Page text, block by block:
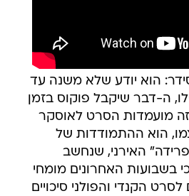
הוא יודע שלא משנה עד
ה-דבר שיקבל פוקוס בזמן
מועמדות הסרט לאוסקר
הוא ההתמודדות של
האירני, שנחשב
בשבועות האחרונים מומחי
הקנדי והפולני סיכויים